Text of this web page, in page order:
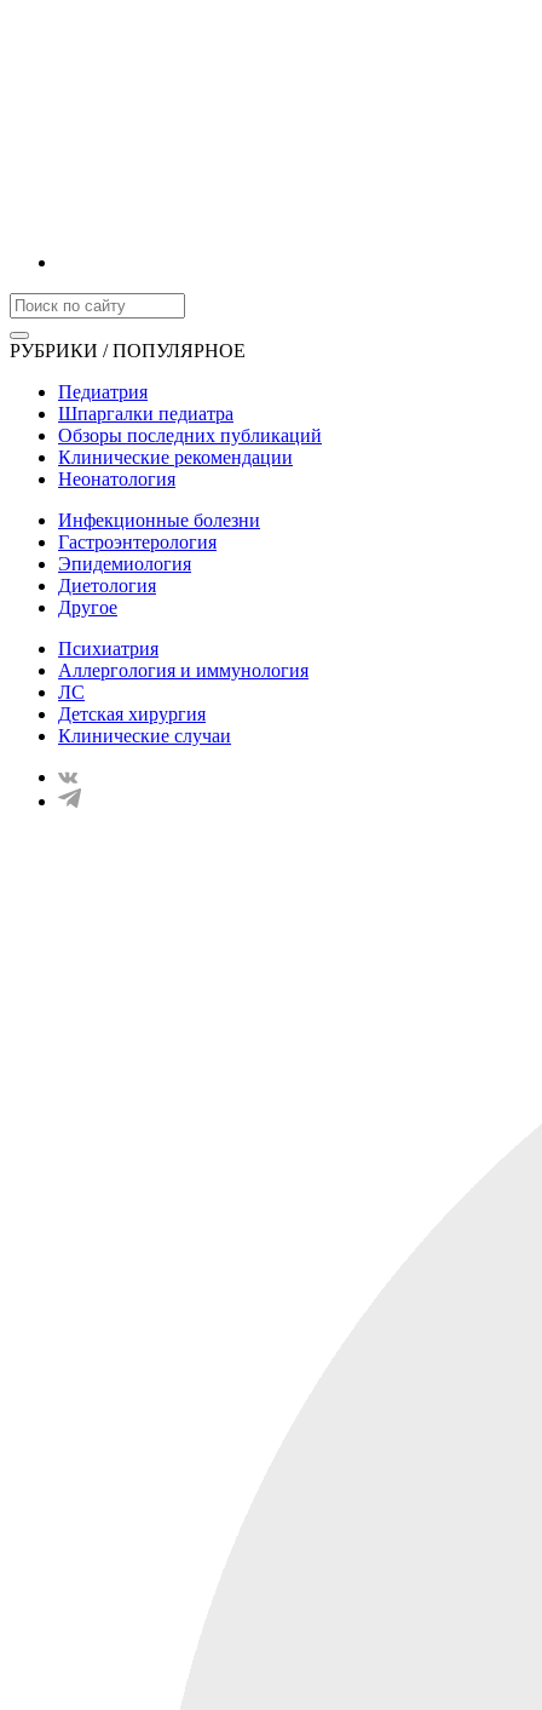
РУБРИКИ / ПОПУЛЯРНОЕ
Педиатрия
Шпаргалки педиатра
Обзоры последних публикаций
Клинические рекомендации
Неонатология
Инфекционные болезни
Гастроэнтерология
Эпидемиология
Диетология
Другое
Психиатрия
Аллергология и иммунология
ЛС
Детская хирургия
Клинические случаи